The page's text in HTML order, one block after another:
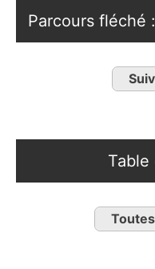
Parcours fléché
Table